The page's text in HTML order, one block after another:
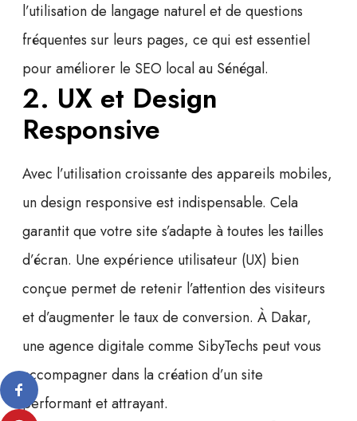
l’utilisation de langage naturelet de questions
fréquentes sur leurs pages, ce qui est essentiel
pouraméliorer le SEO local au Sénégal.
2. UX et Design
Responsive
Avec l’utilisation croissante des appareils mobiles,
un design responsive est indispensable. Cela
garantit que votre site s’adapte à toutes les tailles
d’écran. Une expérience utilisateur (UX) bien
conçue permet de retenir l’attention des visiteurs
et d’augmenter le taux de conversion. À Dakar,
une agence digitale comme SibyTechs peut vous
accompagner dans la création d’un site
performant et attrayant.